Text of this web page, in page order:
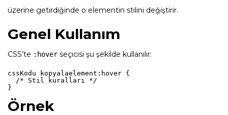
üzerine getirdiğinde o elementin stilini değiştirir.
Genel Kullanım
CSS’te :hover seçicisi şu şekilde kullanılır:
cssKodu kopyalaelement:hover {
  /* Stil kuralları */
Örnek